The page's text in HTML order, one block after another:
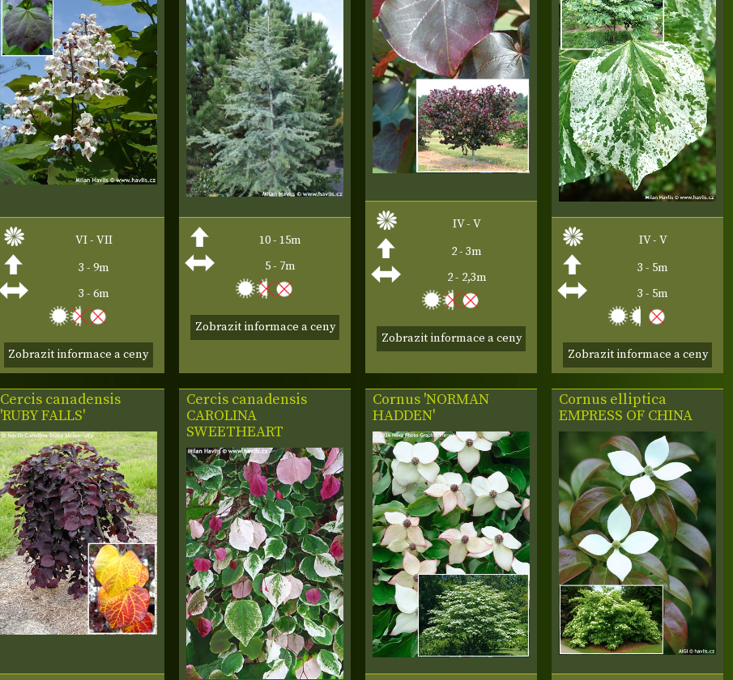
VI - VII
3 - 9m
3 - 6m
Zobrazit informace a ceny
10 - 15m
5 - 7m
Zobrazit informace a ceny
IV - V
2 - 3m
2 - 2,3m
Zobrazit informace a ceny
IV - V
3 - 5m
3 - 5m
Zobrazit informace a ceny
Cercis canadensis
'RUBY FALLS'
Cercis canadensis
CAROLINA
SWEETHEART
Cornus 'NORMAN
HADDEN'
Cornus elliptica
EMPRESS OF CHINA